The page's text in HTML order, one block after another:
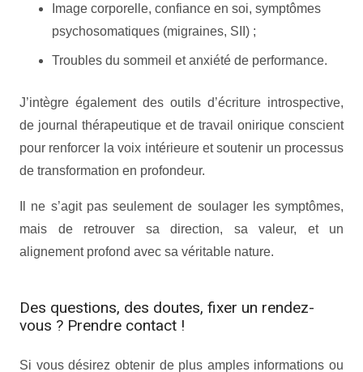
Image corporelle, confiance en soi, symptômes
psychosomatiques (migraines, SII) ;
Troubles du sommeil et anxiété de performance.
J’intègre également des outils d’écriture introspective,
de journal thérapeutique et de travail onirique conscient
pour renforcer la voix intérieure et soutenir un processus
de transformation en profondeur.
Il ne s’agit pas seulement de soulager les symptômes,
mais de retrouver sa direction, sa valeur, et un
alignement profond avec sa véritable nature.
Des questions, des doutes, fixer un rendez-
vous ? Prendre contact !
Si vous désirez obtenir de plus amples informations ou